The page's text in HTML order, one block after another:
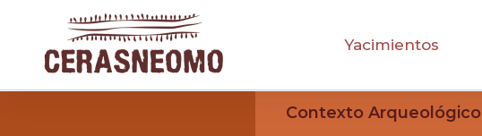
Yacimientos
Contexto Arqueológico